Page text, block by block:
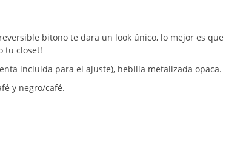
bitono te dara un look único, lo mejor es
tu closet!
incluida para el ajuste), hebilla metalizada opaca.
y negro/café.